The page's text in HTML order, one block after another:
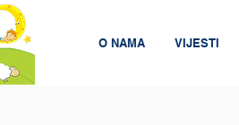
O NAMA VIJESTI